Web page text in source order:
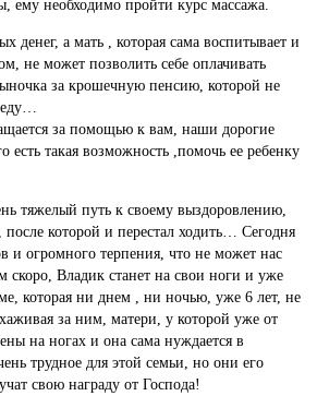
ему необходимо пройти курс массажа.
денег, а мать , которая сама воспитывает и
не может позволить себе оплачивать
за крошечную пенсию, которой не
еду…
за помощью к вам, наши дорогие
такая возможность ,помочь ее ребенку
тяжелый путь к своему выздоровлению,
которой и перестал ходить… Сегодня
и огромного терпения, что не может нас
скоро, Владик станет на свои ноги и уже
которая ни днем , ни ночью, уже 6 лет, не
за ним, матери, у которой уже от
на ногах и она сама нуждается в
трудное для этой семьи, но они его
свою награду от Господа!